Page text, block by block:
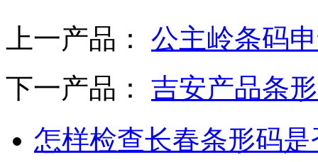
上一产品： 公主岭条码
下一产品： 吉安产品条
怎样检查长春条形码